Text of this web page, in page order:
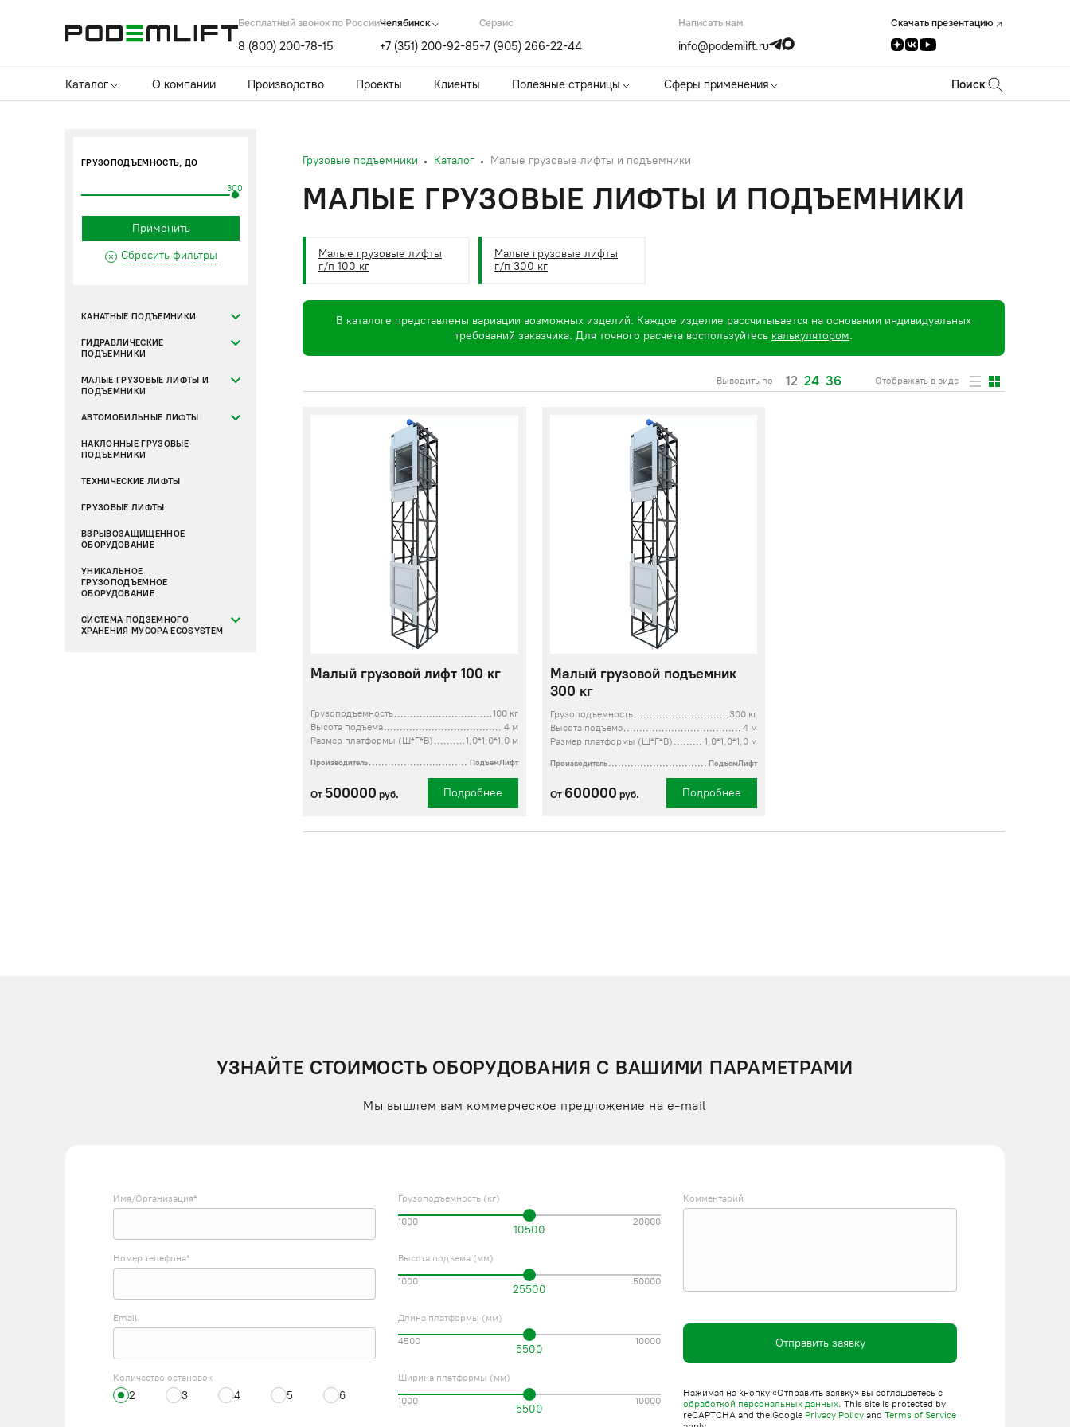
Бесплатный звонок по России
8 (800) 200-78-15
Челябинск
+7 (351) 200-92-85
Cервис
+7 (905) 266-22-44
Написать нам
info@podemlift.ru
Скачать презентацию
Каталог О компании Производство Проекты Клиенты Полезные страницы Сферы применения Поиск
ГРУЗОПОДЪЕМНОСТЬ, ДО
300
Применить
Сбросить фильтры
КАНАТНЫЕ ПОДЪЕМНИКИ
ГИДРАВЛИЧЕСКИЕ
ПОДЪЕМНИКИ
МАЛЫЕ ГРУЗОВЫЕ ЛИФТЫ И
ПОДЪЕМНИКИ
АВТОМОБИЛЬНЫЕ ЛИФТЫ
НАКЛОННЫЕ ГРУЗОВЫЕ
ПОДЪЕМНИКИ
ТЕХНИЧЕСКИЕ ЛИФТЫ
ГРУЗОВЫЕ ЛИФТЫ
ВЗРЫВОЗАЩИЩЕННОЕ
ОБОРУДОВАНИЕ
УНИКАЛЬНОЕ
ГРУЗОПОДЪЕМНОЕ
ОБОРУДОВАНИЕ
СИСТЕМА ПОДЗЕМНОГО
ХРАНЕНИЯ МУСОРА ECOSYSTEM
Грузовые подъемники Каталог Малые грузовые лифты и подъемники
МАЛЫЕ ГРУЗОВЫЕ ЛИФТЫ И ПОДЪЕМНИКИ
Малые грузовые лифты
г/п 100 кг
Малые грузовые лифты
г/п 300 кг
В каталоге представлены вариации возможных изделий. Каждое изделие рассчитывается на основании индивидуальных
требований заказчика. Для точного расчета воспользуйтесь калькулятором.
Выводить по 12 24 36 Отображать в виде
Малый грузовой лифт 100 кг
Грузоподъемность
100 кг
Высота подъема
4 м
Размер платформы (Ш*Г*В)
1,0*1,0*1,0 м
Производитель ПодъемЛифт
От 500000 руб. Подробнее
Малый грузовой подъемник
300 кг
Грузоподъемность
300 кг
Высота подъема
4 м
Размер платформы (Ш*Г*В)
1,0*1,0*1,0 м
Производитель ПодъемЛифт
От 600000 руб. Подробнее
УЗНАЙТЕ СТОИМОСТЬ ОБОРУДОВАНИЯ С ВАШИМИ ПАРАМЕТРАМИ
Мы вышлем вам коммерческое предложение на e-mail
Имя/Организация*
Номер телефона*
Email
Количество остановок
2 3 4 5 6
Грузоподъемность (кг)
10500
1000 20000
Высота подъема (мм)
25500
1000 50000
Длина платформы (мм)
5500
4500 10000
Ширина платформы (мм)
5500
1000 10000
Комментарий
Отправить заявку
Нажимая на кнопку «Отправить заявку» вы соглашаетесь с
обработкой персональных данных. This site is protected by
reCAPTCHA and the Google Privacy Policy and Terms of Service